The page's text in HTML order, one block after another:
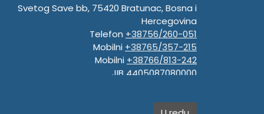
Svetog Save bb, 75420 Bratunac, Bosna i
Hercegovina
Telefon +38756/260-051
Mobilni +38765/357-215
Mobilni +38766/813-242
JIB 4405087080000